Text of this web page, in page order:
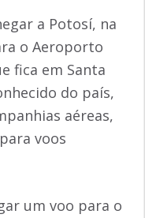
a Potosí, na
o Aeroporto
fica em Santa
do país,
aéreas,
voos
um voo para o